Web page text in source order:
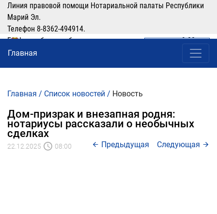
Линия правовой помощи Нотариальной палаты Республики
Марий Эл.
Телефон 8-8362-494914.
График работы: рабочие дни понедельник-четверг с 9:00 по
16:00, перерыв 12:00-13:00
ЛИЧНЫЙ КАБИНЕТ
Главная
Главная / Список новостей / Новость
Дом-призрак и внезапная родня:
нотариусы рассказали о необычных
сделках
22.12.2025 08:00 Следующая
Предыдущая